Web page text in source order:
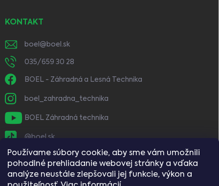
Používame súbory cookie, aby sme vám umožnili
pohodlné prehliadanie webovej stránky a vďaka
analýze neustále zlepšovali jej funkcie, výkon a
KONTAKT
boel @ boel.sk
035/659 30 28
BOEL - Záhradná a Lesná Technika
boel_zahradna_technika
BOEL Záhradná technika
@boel.sk